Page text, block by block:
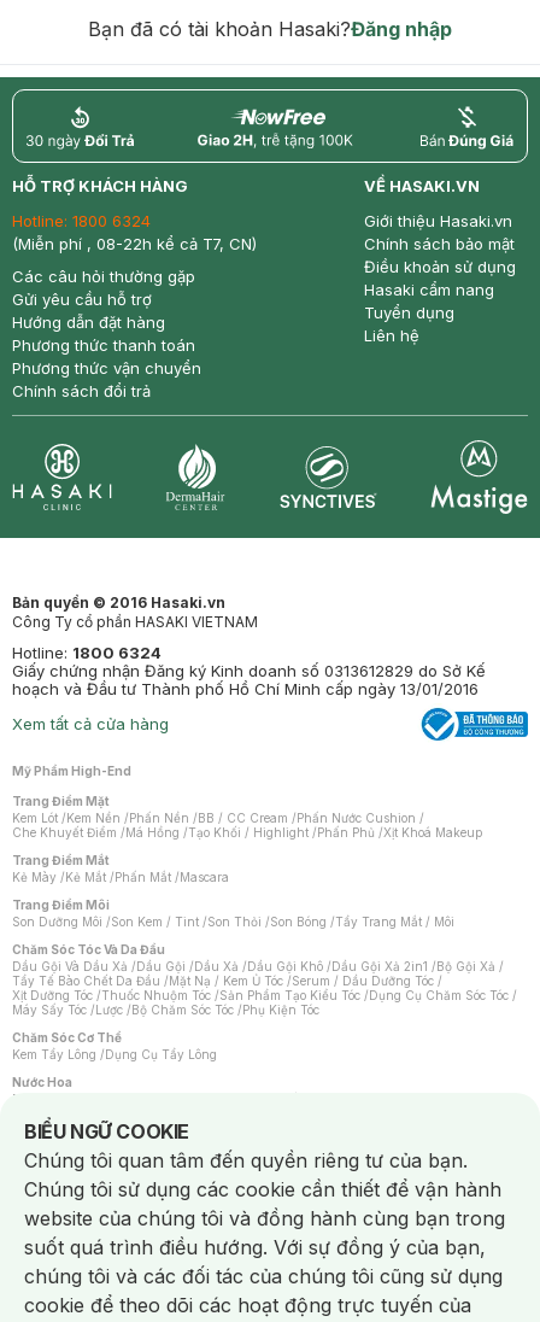
Bạn đã có tài khoản Hasaki?Đăng nhập
return nowfree price
HỖ TRỢ KHÁCH HÀNG
Hotline: 1800 6324
(Miễn phí , 08-22h kể cả T7, CN)
Các câu hỏi thường gặp
Gửi yêu cầu hỗ trợ
Hướng dẫn đặt hàng
Phương thức thanh toán
Phương thức vận chuyển
Chính sách đổi trả
VỀ HASAKI.VN
Giới thiệu Hasaki.vn
Chính sách bảo mật
Điều khoản sử dụng
Hasaki cẩm nang
Tuyển dụng
Liên hệ
Bản quyền © 2016 Hasaki.vn
Công Ty cổ phần HASAKI VIETNAM
Hotline: 1800 6324
Giấy chứng nhận Đăng ký Kinh doanh số 0313612829 do Sở Kế
hoạch và Đầu tư Thành phố Hồ Chí Minh cấp ngày 13/01/2016
Xem tất cả cửa hàng
Mỹ Phẩm High-End
Trang Điểm Mặt
Kem Lót /Kem Nền /Phấn Nền /BB / CC Cream /Phấn Nước Cushion /
Che Khuyết Điểm /Má Hồng /Tạo Khối / Highlight /Phấn Phủ /Xịt Khoá Makeup
Trang Điểm Mắt
Kẻ Mày /Kẻ Mắt /Phấn Mắt /Mascara
Trang Điểm Môi
Son Dưỡng Môi /Son Kem / Tint /Son Thỏi /Son Bóng /Tẩy Trang Mắt / Môi
Chăm Sóc Tóc Và Da Đầu
Dầu Gội Và Dầu Xả /Dầu Gội /Dầu Xả /Dầu Gội Khô /Dầu Gội Xả 2in1 /Bộ Gội Xả /
Tẩy Tế Bào Chết Da Đầu /Mặt Nạ / Kem Ủ Tóc /Serum / Dầu Dưỡng Tóc /
Xịt Dưỡng Tóc /Thuốc Nhuộm Tóc /Sản Phẩm Tạo Kiểu Tóc /Dụng Cụ Chăm Sóc Tóc /
Máy Sấy Tóc /Lược /Bộ Chăm Sóc Tóc /Phụ Kiện Tóc
Chăm Sóc Cơ Thể
Kem Tẩy Lông /Dụng Cụ Tẩy Lông
Nước Hoa
Nước Hoa Nữ
Chăm Sóc Cá Nhân
Chống Muỗi /Khẩu Trang /Máy Massage/Mặt Nạ Xông Hơi /Nước Rửa Tay/
Sản Phẩm Chăm Sóc Khác /Bàn Chải Đánh Răng /Bàn Chải Điện/
Hỗ Trợ Trắng Răng/Kem Đánh Răng /Máy Tăm Nước/ Nước Súc Miệng/
Tăm / Chỉ Nha Khoa/ Xịt Thơm Miệng / Dung Dịch Vệ Sinh/Dưỡng Vùng Kín/
Khăn Ướt Vệ Sinh Vùng Kín/Băng Vệ Sinh/Tampon/Bọt Cạo Râu /Dao Cạo Râu/
Máy Cạo Râu
Vấn Đề Về Da
Da Dầu / Lỗ Chân Lông To/ Da Khô / Mất Nước/ Da Lão Hóa/ Da Mụn/
Da Nhạy Cảm / Kích Ứng
Da Xỉn Màu Thâm / Nám / Tàn Nhang
Quầng Thâm & Bọng Mắt /Sẹo /Viêm Da Cơ Địa
BIỂU NGỮ COOKIE
Notice about cookies usage
Chúng tôi quan tâm đến quyền riêng tư của bạn.
Chúng tôi sử dụng các cookie cần thiết để vận hành
website của chúng tôi và đồng hành cùng bạn trong
suốt quá trình điều hướng. Với sự đồng ý của bạn,
chúng tôi và các đối tác của chúng tôi cũng sử dụng
cookie để theo dõi các hoạt động trực tuyến của